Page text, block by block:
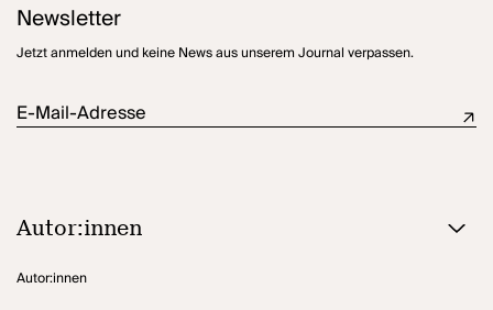
Newsletter
Jetzt anmelden und keine News aus unserem Journal verpassen.
E-Mail-Adresse
Autor:innen
Autor:innen